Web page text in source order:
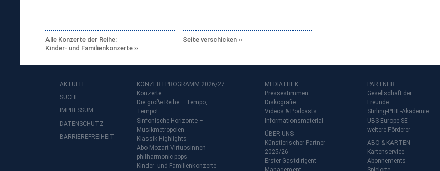
Alle Konzerte der Reihe:
Kinder- und Familienkonzerte
Seite verschicken
AKTUELL
SUCHE
IMPRESSUM
DATENSCHUTZ
BARRIEREFREIHEIT
KONZERTPROGRAMM 2026/27
Konzerte
Die große Reihe – Tempo,
Tempo!
Sinfonische Horizonte –
Musikmetropolen
Klassik Highlights
Abo Mozart Virtuosinnen
philharmonic pops
Kinder- und Familienkonzerte
MEDIATHEK
Pressestimmen
Diskografie
Videos & Podcasts
Informationsmaterial
ÜBER UNS
Künstlerischer Partner
2025/26
Erster Gastdirigent
PARTNER
Gesellschaft der
Freunde
Stirling-PHIL-Akademie
UBS Europe SE
weitere Förderer
ABO & KARTEN
Kartenservice
Abonnements